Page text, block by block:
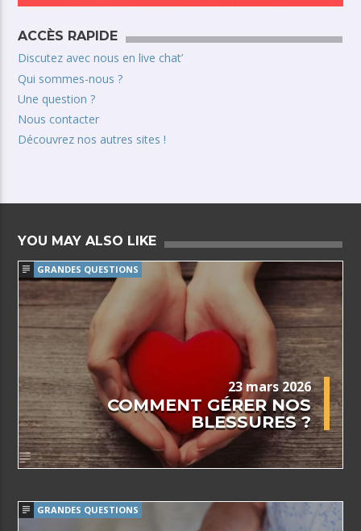
ACCÈS RAPIDE
Discutez avec nous en live chat’
Qui sommes-nous ?
Une question ?
Nous contacter
Découvrez nos autres sites !
YOU MAY ALSO LIKE
GRANDES QUESTIONS
23 mars 2026
COMMENT GÉRER NOS
BLESSURES ?
GRANDES QUESTIONS